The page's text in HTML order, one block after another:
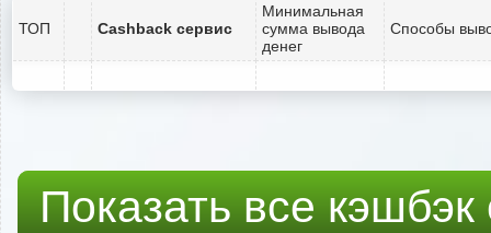
ТОП Cashback сервис
Минимальная
сумма вывода
денег
Способы
Показать все